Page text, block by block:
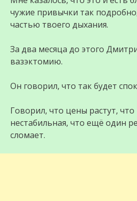
чужие привычки так
частью твоего дыхания.
За два месяца до этого
вазэктомию.
Он говорил, что так будет
Говорил, что цены растут, что
нестабильная, что ещё один
сломает.